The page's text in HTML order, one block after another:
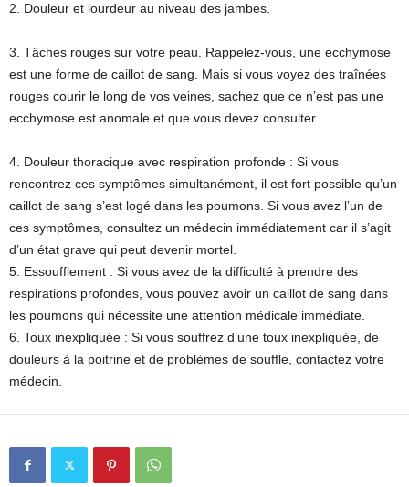
2. Douleur et lourdeur au niveau des jambes.
3. Tâches rouges sur votre peau. Rappelez-vous, une ecchymose
est une forme de caillot de sang. Mais si vous voyez des traînées
rouges courir le long de vos veines, sachez que ce n’est pas une
ecchymose est anomale et que vous devez consulter.
4. Douleur thoracique avec respiration profonde : Si vous
rencontrez ces symptômes simultanément, il est fort possible qu’un
caillot de sang s’est logé dans les poumons. Si vous avez l’un de
ces symptômes, consultez un médecin immédiatement car il s’agit
d’un état grave qui peut devenir mortel.
5. Essoufflement : Si vous avez de la difficulté à prendre des
respirations profondes, vous pouvez avoir un caillot de sang dans
les poumons qui nécessite une attention médicale immédiate.
6. Toux inexpliquée : Si vous souffrez d’une toux inexpliquée, de
douleurs à la poitrine et de problèmes de souffle, contactez votre
médecin.